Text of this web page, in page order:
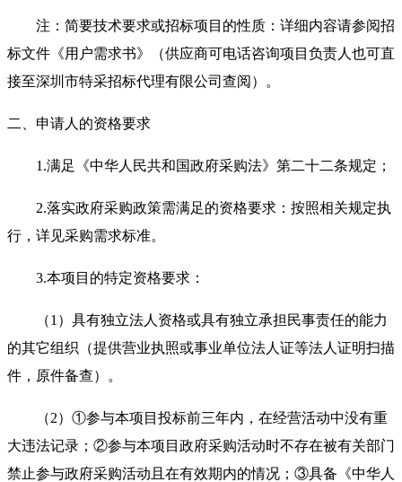
注：简要技术要求或招标项目的性质：详细内容请参阅招
标文件《用户需求书》（供应商可电话咨询项目负责人也可直
接至深圳市特采招标代理有限公司查阅）。
二、申请人的资格要求
1.满足《中华人民共和国政府采购法》第二十二条规定；
2.落实政府采购政策需满足的资格要求：按照相关规定执
行，详见采购需求标准。
3.本项目的特定资格要求：
（1）具有独立法人资格或具有独立承担民事责任的能力
的其它组织（提供营业执照或事业单位法人证等法人证明扫描
件，原件备查）。
（2）①参与本项目投标前三年内，在经营活动中没有重
大违法记录；②参与本项目政府采购活动时不存在被有关部门
禁止参与政府采购活动且在有效期内的情况；③具备《中华人